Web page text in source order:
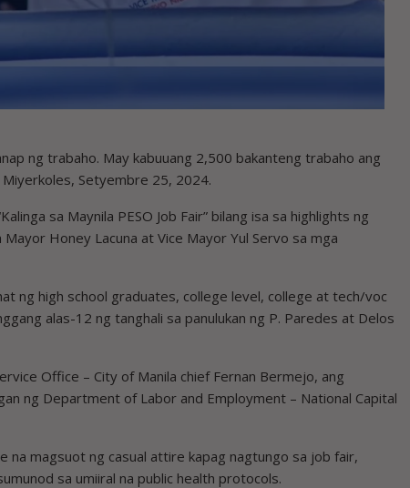
ng trabaho. May kabuuang 2,500 bakanteng trabaho ang
Miyerkoles, Setyembre 25, 2024.
sa Maynila PESO Job Fair” bilang isa sa highlights ng
Honey Lacuna at Vice Mayor Yul Servo sa mga
ng high school graduates, college level, college at tech/voc
alas-12 ng tanghali sa panulukan ng P. Paredes at Delos
Office – City of Manila chief Fernan Bermejo, ang
ng Department of Labor and Employment – National Capital
na magsuot ng casual attire kapag nagtungo sa job fair,
sa umiiral na public health protocols.